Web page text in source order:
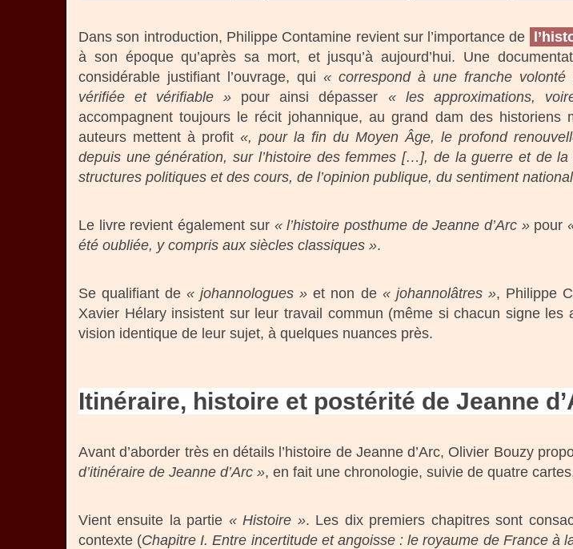
Dans son introduction, Philippe Contamine revient sur l’importance de
à son époque qu’après sa mort, et jusqu’à aujourd’hui. Une
considérable justifiant l’ouvrage, qui « correspond à une franche volonté
vérifiée et vérifiable » pour ainsi dépasser « les approximations,
accompagnent toujours le récit johannique, au grand dam des historiens
auteurs mettent à profit «, pour la fin du Moyen Âge, le profond
depuis une génération, sur l’histoire des femmes […], de la guerre et de
structures politiques et des cours, de l’opinion publique, du sentiment
Le livre revient également sur « l’histoire posthume de Jeanne d’Arc »pour
été oubliée, y compris aux siècles classiques ».
Se qualifiant de« johannologues » et non de « johannolâtres », Philippe
Xavier Hélary insistent sur leur travail commun (même si chacun signe les
vision identique de leur sujet, à quelques nuances près.
Itinéraire, histoire et postérité de Jeanne
Avant d’aborder très en détails l’histoire de Jeanne d’Arc, Olivier Bouzy
d’itinéraire de Jeanne d’Arc », en fait une chronologie, suivie de quatre
Vient ensuite la partie « Histoire ». Les dix premiers chapitres sont
contexte (Chapitre I. Entre incertitude et angoisse : le royaume de France à